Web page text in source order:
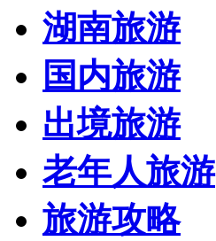
湖南旅游
国内旅游
出境旅游
老年人旅游
旅游攻略